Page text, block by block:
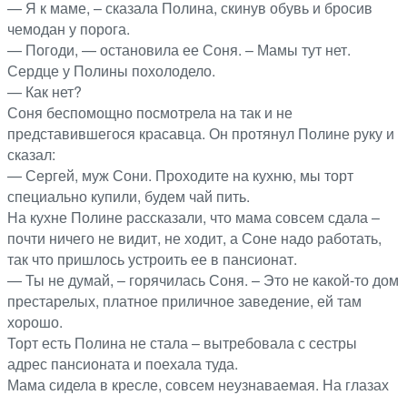
— Я к маме, – сказала Полина, скинув обувь и бросив
чемодан у порога.
— Погоди, — остановила ее Соня. – Мамы тут нет.
Сердце у Полины похолодело.
— Как нет?
Соня беспомощно посмотрела на так и не
представившегося красавца. Он протянул Полине руку и
сказал:
— Сергей, муж Сони. Проходите на кухню, мы торт
специально купили, будем чай пить.
На кухне Полине рассказали, что мама совсем сдала –
почти ничего не видит, не ходит, а Соне надо работать,
так что пришлось устроить ее в пансионат.
— Ты не думай, – горячилась Соня. – Это не какой-то дом
престарелых, платное приличное заведение, ей там
хорошо.
Торт есть Полина не стала – вытребовала с сестры
адрес пансионата и поехала туда.
Мама сидела в кресле, совсем неузнаваемая. На глазах